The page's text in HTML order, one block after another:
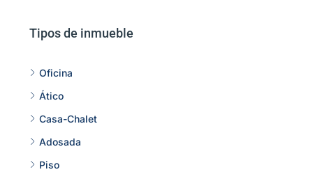
Tipos de inmueble
Oficina
Ático
Casa-Chalet
Adosada
Piso